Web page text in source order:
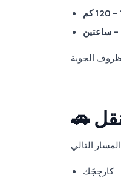
كارجِجَك